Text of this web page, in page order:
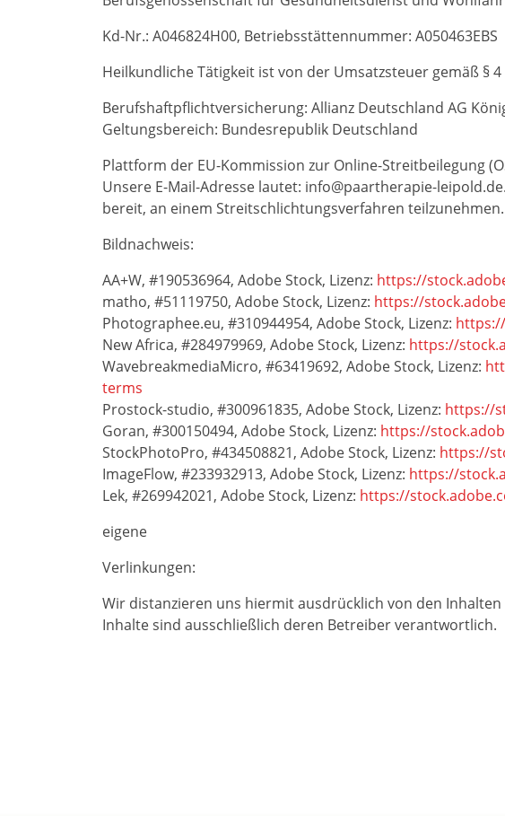
Kd-Nr.: A046824H00, Betriebsstättennummer: A050463EBS
Heilkundliche Tätigkeit ist von der Umsatzsteuer gemäß §
Berufshaftpflichtversicherung: Allianz Deutschland AG
Geltungsbereich: Bundesrepublik Deutschland
Plattform der EU-Kommission zur Online-Streitbeilegung
Unsere E-Mail-Adresse lautet: info@paartherapie-
bereit, an einem Streitschlichtungsverfahren teilzunehmen.
Bildnachweis:
AA+W, #190536964, Adobe Stock, Lizenz: https://
matho, #51119750, Adobe Stock, Lizenz: https://
Photographee.eu, #310944954, Adobe Stock, Lizenz:
New Africa, #284979969, Adobe Stock, Lizenz: https://
WavebreakmediaMicro, #63419692, Adobe Stock, Lizenz:
terms
Prostock-studio, #300961835, Adobe Stock, Lizenz: https://
Goran, #300150494, Adobe Stock, Lizenz: https://
StockPhotoPro, #434508821, Adobe Stock, Lizenz: https://
ImageFlow, #233932913, Adobe Stock, Lizenz: https://
Lek, #269942021, Adobe Stock, Lizenz: https://
eigene
Verlinkungen:
Wir distanzieren uns hiermit ausdrücklich von den
Inhalte sind ausschließlich deren Betreiber verantwortlich.